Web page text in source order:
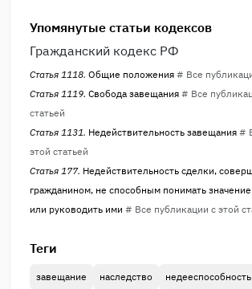
Упомянутые статьи кодексов
Гражданский кодекс РФ
Статья 1118. Общие положения # Все
Статья 1119. Свобода завещания # Все
статьей
Статья 1131. Недействительность завещания #
этой статьей
Статья 177. Недействительность сделки,
гражданином, не способным понимать
или руководить ими # Все публикации с этой
Теги
завещание наследство недееспособность